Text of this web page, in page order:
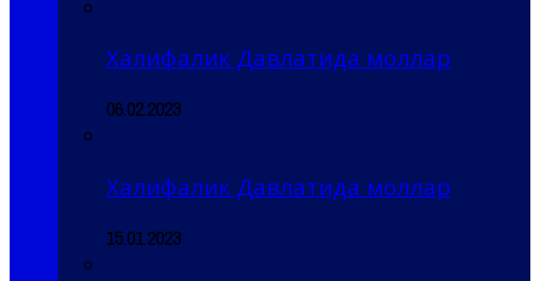
Халифалик Давлатида моллар
06.02.2023
Халифалик Давлатида моллар
15.01.2023